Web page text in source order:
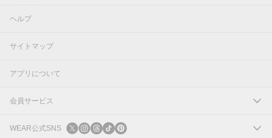
ヘルプ
サイトマップ
アプリについて
会員サービス
ログイン
WEAR公式SNS